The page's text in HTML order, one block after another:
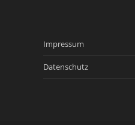
Impressum
Datenschutz